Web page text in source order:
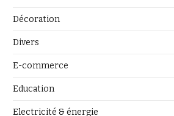
Décoration
Divers
E-commerce
Education
Electricité & énergie